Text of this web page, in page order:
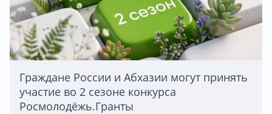
Граждане России и Абхазии могут принять
участие во 2 сезоне конкурса
Росмолодёжь.Гранты